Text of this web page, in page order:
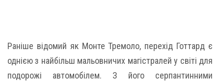
Раніше відомий як Монте Тремоло, перехід Готтард є
однією з найбільш мальовничих магістралей у світі для
подорожі автомобілем. З його серпантинними